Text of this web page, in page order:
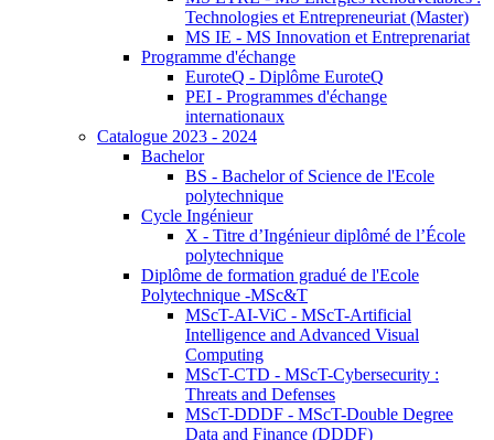
Technologies et Entrepreneuriat (Master)
MS IE - MS Innovation et Entreprenariat
Programme d'échange
EuroteQ - Diplôme EuroteQ
PEI - Programmes d'échange
internationaux
Catalogue 2023 - 2024
Bachelor
BS - Bachelor of Science de l'Ecole
polytechnique
Cycle Ingénieur
X - Titre d’Ingénieur diplômé de l’École
polytechnique
Diplôme de formation gradué de l'Ecole
Polytechnique -MSc&T
MScT-AI-ViC - MScT-Artificial
Intelligence and Advanced Visual
Computing
MScT-CTD - MScT-Cybersecurity :
Threats and Defenses
MScT-DDDF - MScT-Double Degree
Data and Finance (DDDF)